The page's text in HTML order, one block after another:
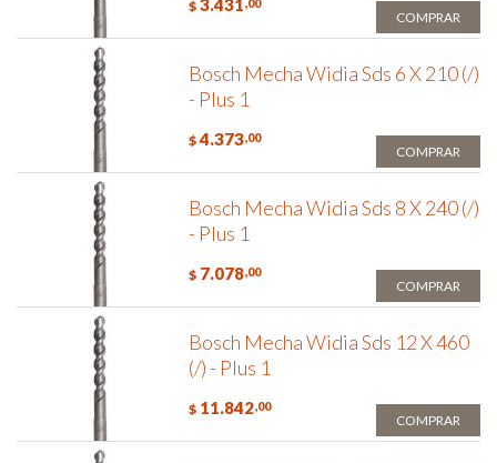
$ 3.431,00
COMPRAR
Bosch Mecha Widia Sds 6 X 210 (/)
- Plus 1
$ 4.373,00
COMPRAR
Bosch Mecha Widia Sds 8 X 240 (/)
- Plus 1
$ 7.078,00
COMPRAR
Bosch Mecha Widia Sds 12 X 460
(/) - Plus 1
$ 11.842,00
COMPRAR